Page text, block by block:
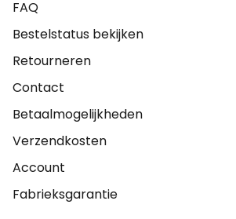
FAQ
Bestelstatus bekijken
Retourneren
Contact
Betaalmogelijkheden
Verzendkosten
Account
Fabrieksgarantie